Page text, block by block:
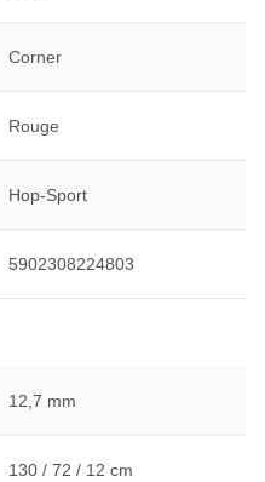
Corner
Rouge
Hop-Sport
5902308224803
12,7 mm
130 / 72 / 12 cm